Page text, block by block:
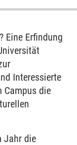
Eine Erfindung
Interessierte
Campus die
Jahr die